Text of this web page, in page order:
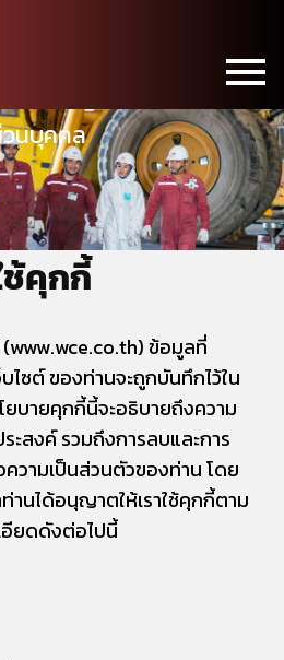
นบุคคล
ช้คุกกี้
(www.wce.co.th) ข้อมูลที่
ไซต์ ของท่านจะถูกบันทึกไว้ใน
บายคุกกี้นี้จะอธิบายถึงความ
ะสงค์ รวมถึงการลบและการ
วามเป็นส่วนตัวของท่าน โดย
านได้อนุญาตให้เราใช้คุกกี้ตาม
อียดดังต่อไปนี้